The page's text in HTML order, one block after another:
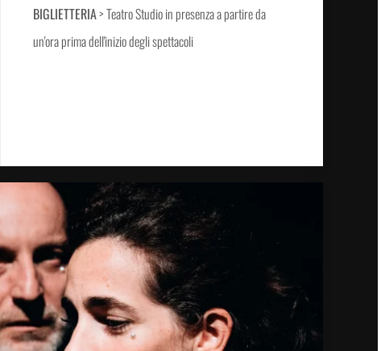
BIGLIETTERIA> Teatro Studio in presenza a partire da
un'ora prima dell'inizio degli spettacoli